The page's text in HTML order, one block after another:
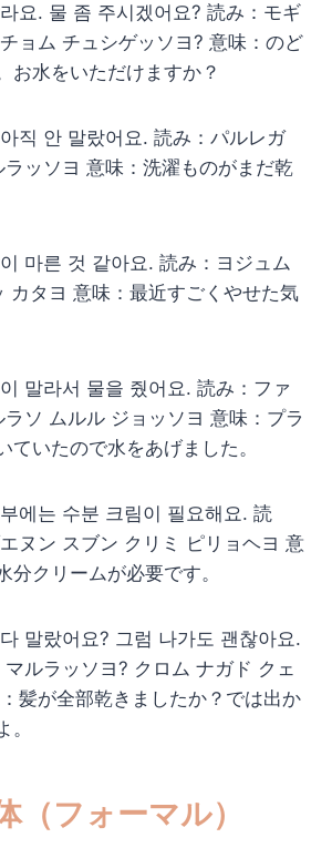
요. 물 좀 주시겠어요? 読み：モギ
ョム チュシゲッソヨ? 意味：のど
お水をいただけますか？
직 안 말랐어요. 読み：パルレガ
ッソヨ 意味：洗濯ものがまだ乾
마른 것 같아요. 読み：ヨジュム
カタヨ 意味：最近すごくやせた気
말라서 물을 줬어요. 読み：ファ
ソ ムルル ジョッソヨ 意味：プラ
ていたので水をあげました。
에는 수분 크림이 필요해요. 読
ヌン スブン クリミ ピリョヘヨ 意
分クリームが必要です。
말랐어요? 그럼 나가도 괜찮아요.
ルラッソヨ? クロム ナガド クェ
髪が全部乾きましたか？では出か
（フォーマル）